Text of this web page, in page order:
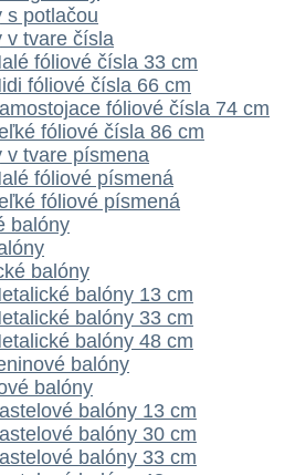
s potlačou
v tvare čísla
fóliové čísla 33 cm
fóliové čísla 66 cm
fóliové čísla 74 cm
fóliové čísla 86 cm
v tvare písmena
fóliové písmená
fóliové písmená
balóny
balóny
balóny 13 cm
balóny 33 cm
balóny 48 cm
balóny
balóny
balóny 13 cm
balóny 30 cm
balóny 33 cm